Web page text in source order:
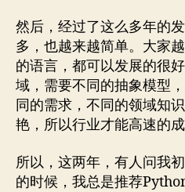
然后，经过了这么多年的
多，也越来越简单。大家
的语言，都可以发展的很
域，需要不同的抽象模型
同的需求，不同的领域知
艳，所以行业才能高速的成
所以，这两年，有人问我
的时候，我总是推荐